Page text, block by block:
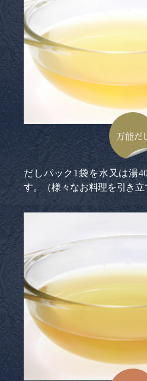
だしパック1袋を水又は湯
す。（様々なお料理を引き立